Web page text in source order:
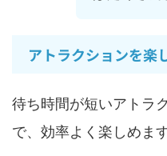
アトラクションを楽
待ち時間が短いアトラ
で、効率よく楽しめます